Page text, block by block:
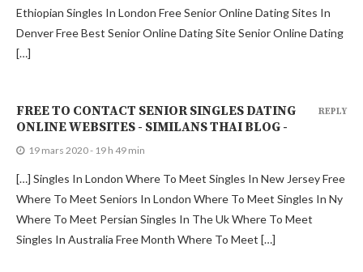
Ethiopian Singles In London Free Senior Online Dating Sites In
Denver Free Best Senior Online Dating Site Senior Online Dating
[…]
FREE TO CONTACT SENIOR SINGLES DATING
ONLINE WEBSITES - SIMILANS THAI BLOG -
19 mars 2020 - 19 h 49 min
[…] Singles In London Where To Meet Singles In New Jersey Free
Where To Meet Seniors In London Where To Meet Singles In Ny
Where To Meet Persian Singles In The Uk Where To Meet
Singles In Australia Free Month Where To Meet […]
REPLY